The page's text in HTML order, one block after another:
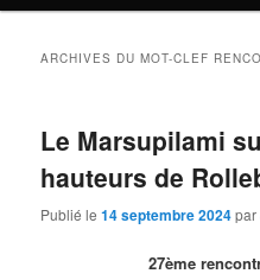
ARCHIVES DU MOT-CLEF
Le Marsupilami
hauteurs de
Publié le14 septembre 2024par
27ème